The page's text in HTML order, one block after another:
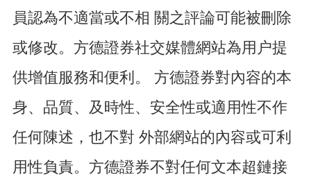
員認為不適當或不相 關之評論可能被刪除
或修改。方德證券社交媒體網站為用户提
供增值服務和便利。 方德證券對內容的本
身、品質、及時性、安全性或適用性不作
任何陳述，也不對 外部網站的內容或可利
用性負責。方德證券不對任何文本超鏈接